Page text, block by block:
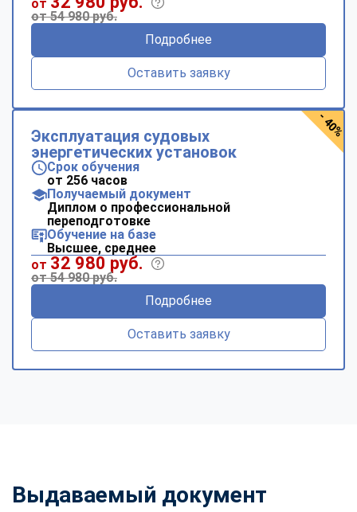
от
от 54 980 руб.
Подробнее
Оставить заявку
Эксплуатация судовых
энергетических установок
Срок обучения
от 256 часов
Получаемый документ
Диплом о профессиональной
переподготовке
Обучение на базе
Высшее, среднее
от 32 980 руб.
от 54 980 руб.
Подробнее
Оставить заявку
- 40%
Выдаваемый документ